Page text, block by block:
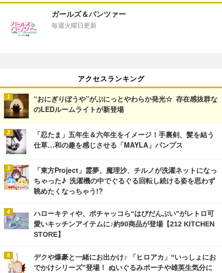
ガールズ＆パンツァー
毎週火曜日更新
アクセスランキング
“おにぎりぼうや”がぷにっとやわらか発光☆ 存在感抜群な
のLEDルームライトが新登場
「忍たま」五年生＆六年生をイメージ！手裏剣、髪を結う
仕草…和の趣を感じさせる「MAYLA」パンプス
「東方Project」霊夢、魔理沙、チルノが洗濯ネットになっ
ちゃった♪ 洗濯機の中でぐるぐる回転し続ける姿を思わず
眺めたくなっちゃう!?
ハローキティや、ポチャッコら“はぴだんぶい”がレトロ可
愛いキッチンアイテムに♪約90商品が登場【212 KITCHEN
STORE】
デクや爆豪と一緒にお出かけ♪ 「ヒロアカ」“いっしょにお
でかけシリーズ”登場！ ぬいぐるみポーチや雄英生気分に